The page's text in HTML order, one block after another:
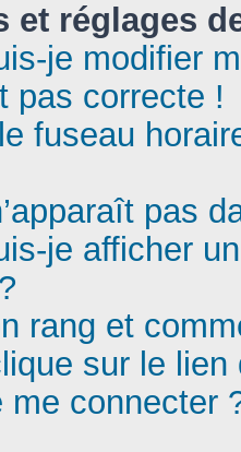
et réglages
je modifier
pas correcte !
fuseau
pas
je afficher
rang et
sur le lien
me connecter